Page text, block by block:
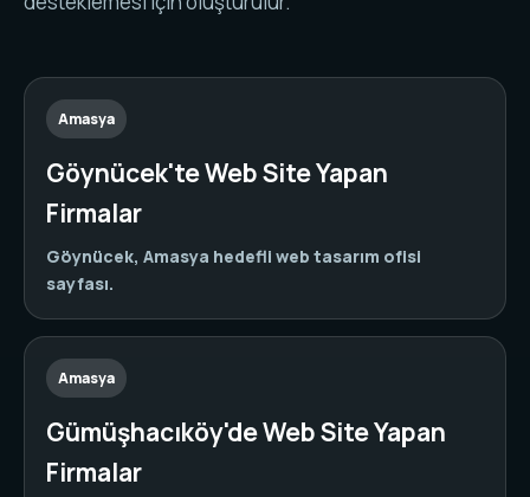
Amasya
Göynücek'te Web Site Yapan
Firmalar
Göynücek, Amasya hedefli web tasarım ofisi
sayfası.
Amasya
Gümüşhacıköy'de Web Site Yapan
Firmalar